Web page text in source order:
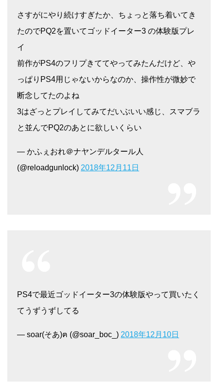
さすがにやり続けすぎたか、ちょっと落ち着いてき
たのでPQ2を置いてゴッドイーター3 の体験版プレ
イ
前作がPS4のフリプきててやってみたんだけど、や
っぱりPS4用じゃないからなのか、操作性が微妙で
断念してたのよね
3はざっとプレイしてみてだいぶいい感じ、スマブラ
と並んでPQ2のあとに欲しいくらい
— かふぇおれ＠ナヤンデルタール人
(@reloadgunlock) 2018年12月11日
PS4で最近ゴッドイーター3の体験版やって買いたく
てうずうずしてる
— soar(そあ)ฅ (@soar_boc_) 2018年12月10日